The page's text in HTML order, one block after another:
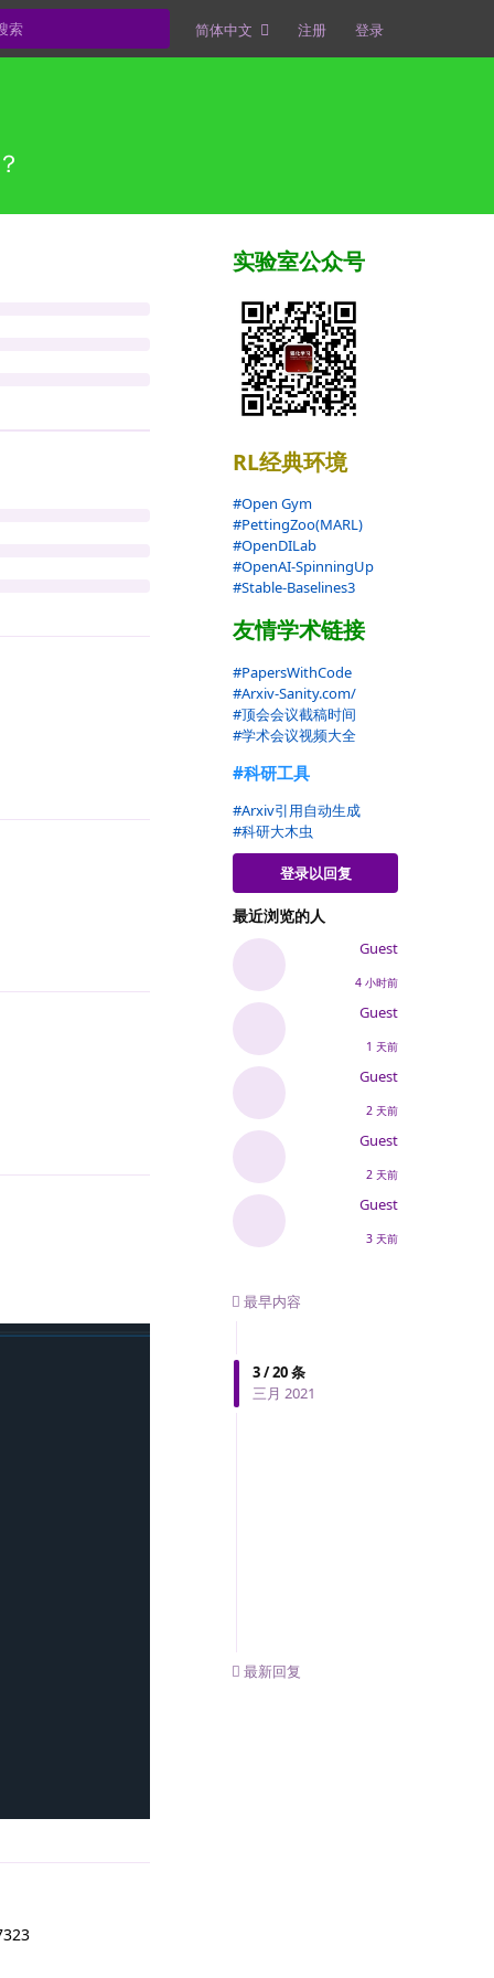
简体中文 注册 登录
实验室公众号
RL经典环境
#Open Gym
#PettingZoo(MARL)
#OpenDILab
#OpenAI-SpinningUp
#Stable-Baselines3
友情学术链接
#PapersWithCode
#Arxiv-Sanity.com/
#顶会会议截稿时间
#学术会议视频大全
#科研工具
#Arxiv引用自动生成
#科研大木虫
登录以回复
最近浏览的人
Guest
4 小时前
Guest
1 天前
Guest
2 天前
Guest
2 天前
Guest
3 天前
最早内容
3/20条
三月 2021
最新回复